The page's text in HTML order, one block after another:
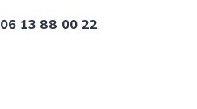
06 13 88 00 22.